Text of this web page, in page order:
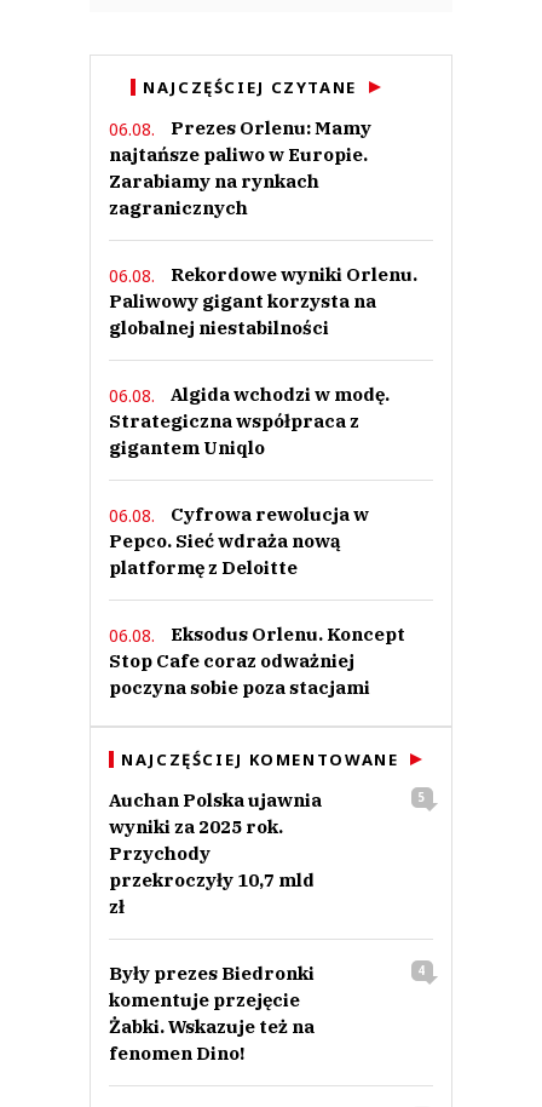
NAJCZĘŚCIEJ CZYTANE
06.08.
Prezes Orlenu: Mamy
najtańsze paliwo w Europie.
Zarabiamy na rynkach
zagranicznych
06.08.
Rekordowe wyniki Orlenu.
Paliwowy gigant korzysta na
globalnej niestabilności
06.08.
Algida wchodzi w modę.
Strategiczna współpraca z
gigantem Uniqlo
06.08.
Cyfrowa rewolucja w
Pepco. Sieć wdraża nową
platformę z Deloitte
06.08.
Eksodus Orlenu. Koncept
Stop Cafe coraz odważniej
poczyna sobie poza stacjami
NAJCZĘŚCIEJ KOMENTOWANE
Auchan Polska ujawnia
wyniki za 2025 rok.
Przychody
przekroczyły 10,7 mld
zł
5
Były prezes Biedronki
komentuje przejęcie
Żabki. Wskazuje też na
fenomen Dino!
4